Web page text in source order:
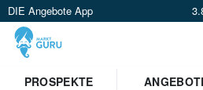
DIE Angebote App
PROSPEKTE